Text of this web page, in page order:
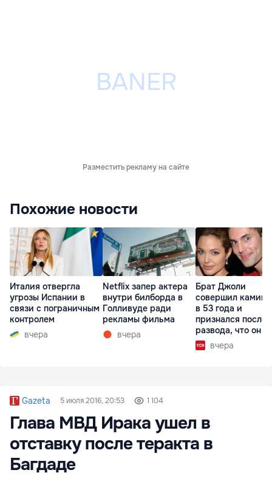
Разместить рекламу на сайте
Похожие новости
Италия отвергла
угрозы Испании в
связи с пограничным
контролем
вчера
Netflix запер актера
внутри билборда в
Голливуде ради
рекламы фильма
вчера
Брат Джоли
совершил
в 53 года и
признался после
развода, что он
вчера
Gazeta 5 июля 2016, 20:53 1 104
Глава МВД Ирака ушел в
отставку после теракта в
Багдаде